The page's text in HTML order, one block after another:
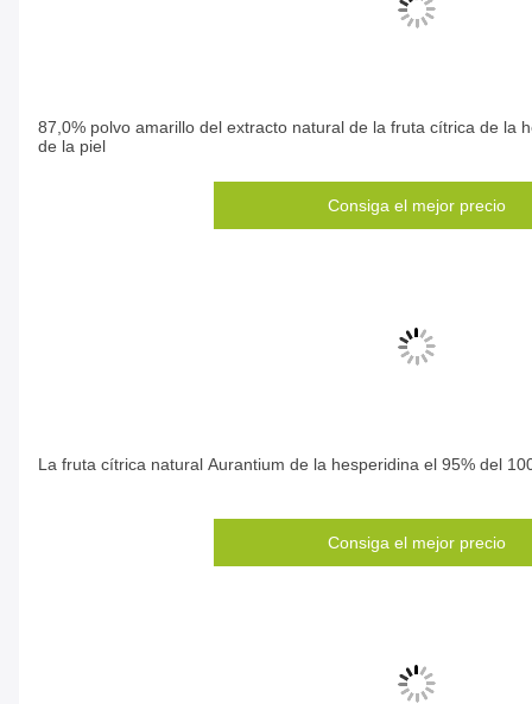
87,0% polvo amarillo del extracto natural de la fruta cítrica de la
de la piel
Consiga el mejor precio
La fruta cítrica natural Aurantium de la hesperidina el 95% del
Consiga el mejor precio